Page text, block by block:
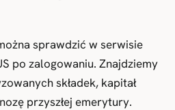
sprawdzić w serwisie
po zalogowaniu. Znajdziemy
składek, kapitał
przyszłej emerytury.